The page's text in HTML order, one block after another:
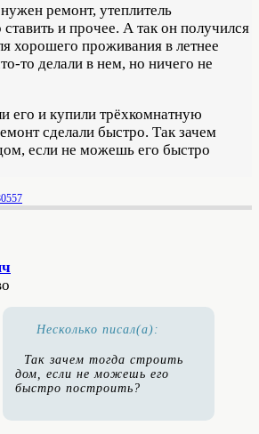
ремонт, утеплитель
ставить и прочее. А так он получился
хорошего проживания в летнее
то делали в нем, но ничего не
его и купили трёхкомнатную
сделали быстро. Так зачем
если не можешь его быстро
Несколько писал(а):
Так зачем тогда строить
дом, если не можешь его
быстро построить?